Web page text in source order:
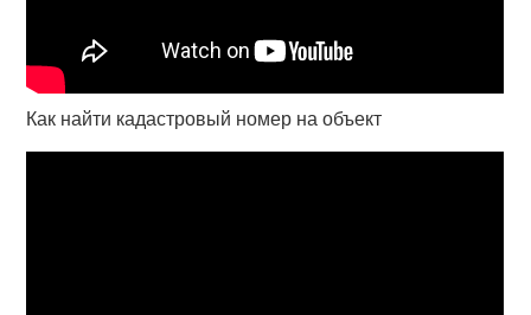
Как найти кадастровый номер на объект